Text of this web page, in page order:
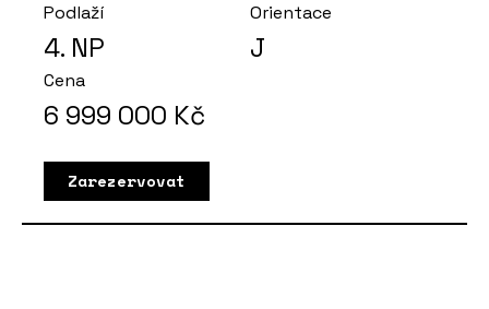
Podlaží
4. NP
Orientace
J
Cena
6 999 000 Kč
Zarezervovat